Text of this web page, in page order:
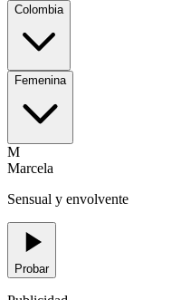
Colombia
Femenina
M
Marcela
Sensual y envolvente
Probar